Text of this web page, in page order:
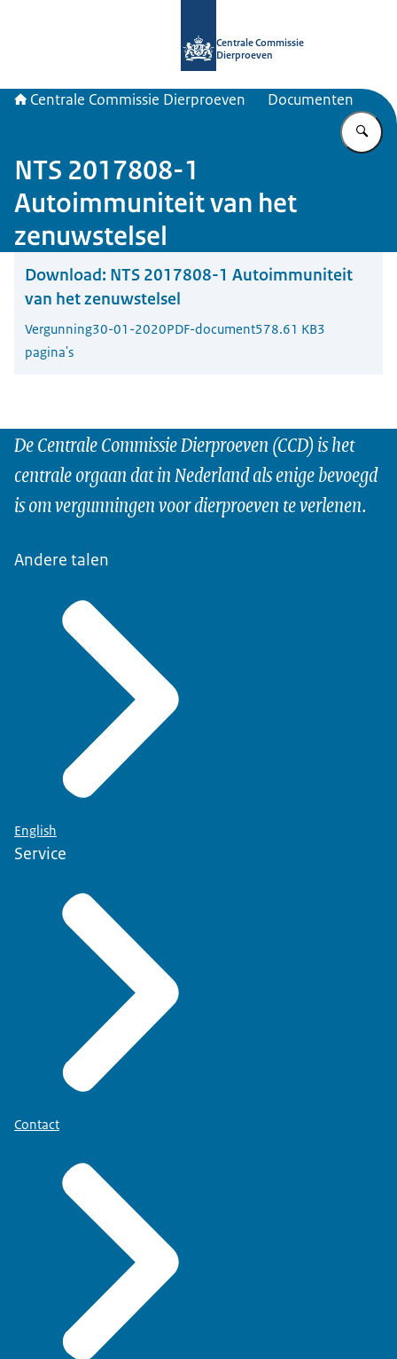
Centrale Commissie
Dierproeven
Centrale Commissie Dierproeven Documenten
NTS 2017808-1
Autoimmuniteit van het
zenuwstelsel
Download: NTS 2017808-1 Autoimmuniteit
van het zenuwstelsel
Vergunning30-01-2020PDF-document578.61 KB3
pagina's
De Centrale Commissie Dierproeven (CCD) is het
centrale orgaan dat in Nederland als enige bevoegd
is om vergunningen voor dierproeven te verlenen.
Andere talen
English
Service
Contact